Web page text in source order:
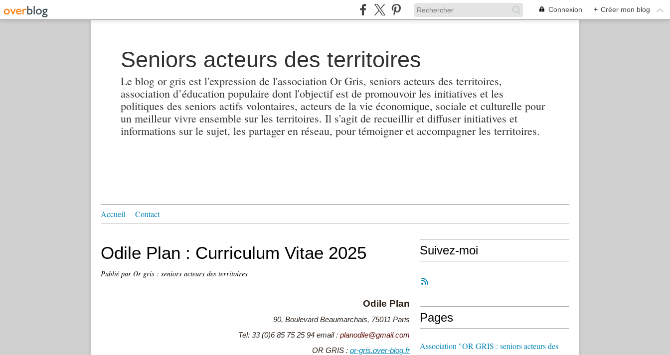
Connexion + Créer mon blog
Seniors acteurs des territoires
Le blog or gris est l'expression de l'association Or Gris, seniors acteurs des territoires,
association d’éducation populaire dont l'objectif est de promouvoir les initiatives et les
politiques des seniors actifs volontaires, acteurs de la vie économique, sociale et culturelle pour
un meilleur vivre ensemble sur les territoires. Il s'agit de recueillir et diffuser initiatives et
informations sur le sujet, les partager en réseau, pour témoigner et accompagner les territoires.
Accueil Contact
Odile Plan : Curriculum Vitae 2025
Publié par Or gris : seniors acteurs des territoires
Odile Plan
90, Boulevard Beaumarchais, 75011 Paris
Tel: 33 (0)6 85 75 25 94 email : planodile@gmail.com
OR GRIS : or-gris.over-blog.fr
Suivez-moi
Pages
Association "OR GRIS : seniors acteurs des